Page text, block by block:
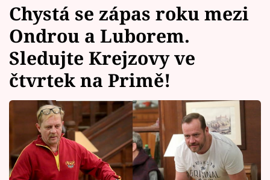
Témata
Celebrity
Vztahy
Seriály
Horoskopy
Chystá se zápas roku mezi
Ondrou a Luborem.
Sledujte Krejzovy ve
čtvrtek na Primě!